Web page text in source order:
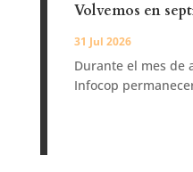
Volvemos en
31 Jul 2026
Durante el mes de
Infocop